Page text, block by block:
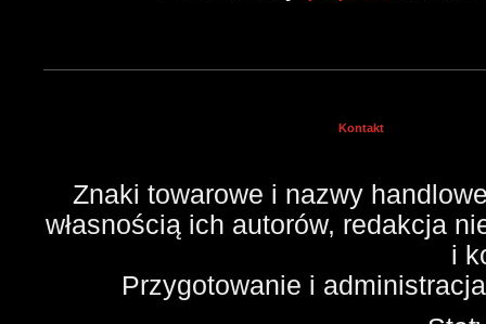
Kontakt
Znaki towarowe i nazwy
własnością ich autorów, redakcja
i
Przygotowanie i